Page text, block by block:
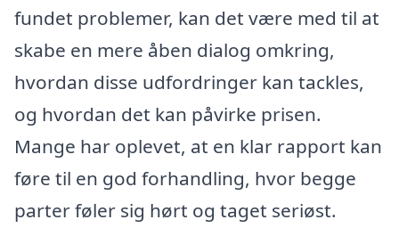
fundet problemer, kan det være med til at
skabe en mere åben dialog omkring,
hvordan disse udfordringer kan tackles,
og hvordan det kan påvirke prisen.
Mange har oplevet, at en klar rapport kan
føre til en god forhandling, hvor begge
parter føler sig hørt og taget seriøst.